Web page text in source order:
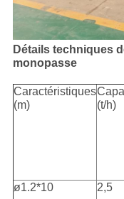
Détails techniques
monopasse
Caractéristiques
(m)
(t/h)
ø1.2*10
2,5